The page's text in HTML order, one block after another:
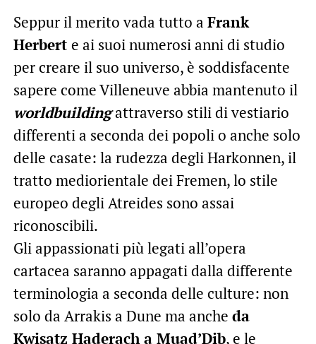
Seppur il merito vada tutto a Frank
Herbert e ai suoi numerosi anni di studio
per creare il suo universo, è soddisfacente
sapere come Villeneuve abbia mantenuto il
worldbuildingattraverso stili di vestiario
differenti a seconda dei popoli o anche solo
delle casate: la rudezza degli Harkonnen, il
tratto mediorientale dei Fremen, lo stile
europeo degli Atreides sono assai
riconoscibili.
Gli appassionati più legati all’opera
cartacea saranno appagati dalla differente
terminologia a seconda delle culture: non
solo da Arrakis a Dune ma anche da
Kwisatz Haderach a Muad’Dib, e le